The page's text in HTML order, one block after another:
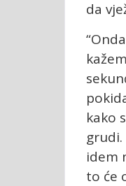
da
kako
grudi.
idem
to će